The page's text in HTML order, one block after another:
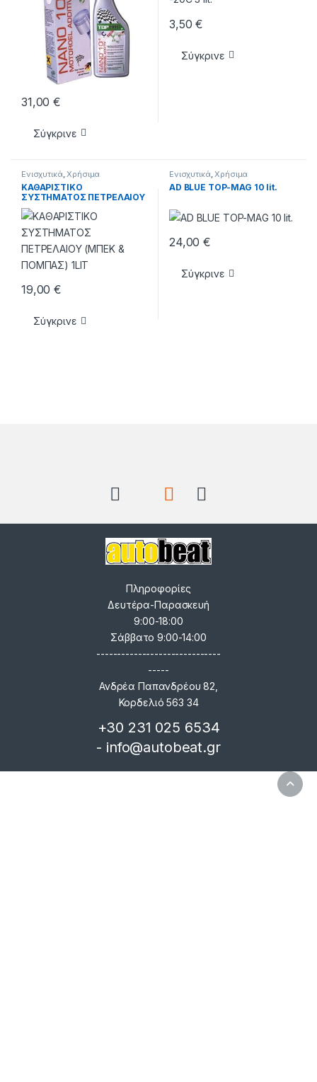
31,00€
Σύγκρινε
3,50€
Σύγκρινε
Ενισχυτικά,Χρήσιμα
ΚΑΘΑΡΙΣΤΙΚΟ
ΣΥΣΤΗΜΑΤΟΣ ΠΕΤΡΕΛΑΙΟΥ
(ΜΠΕΚ & ΠΟΜΠΑΣ) 1LIT
19,00€
Σύγκρινε
Ενισχυτικά,Χρήσιμα
AD BLUE TOP-MAG 10 lit.
24,00€
Σύγκρινε
Πληροφορίες
Δευτέρα-Παρασκευή
9:00-18:00
Σάββατο 9:00-14:00
------------------------------
-----
Ανδρέα Παπανδρέου 82,
Κορδελιό 563 34
+30 231 025 6534
- info@autobeat.gr